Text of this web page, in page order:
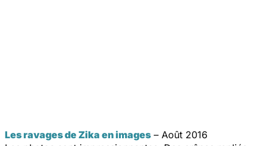
Les ravages de Zika en images – Août 2016